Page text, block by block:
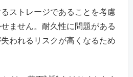
ストレージであることを考慮
ません。耐久性に問題がある
われるリスクが高くなるため